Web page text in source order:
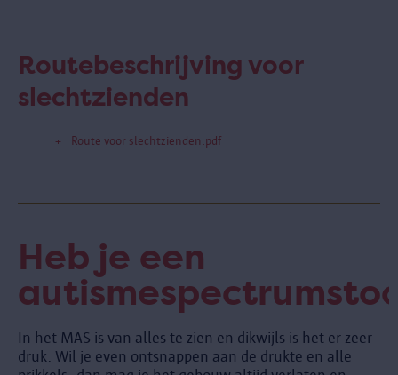
Routebeschrijving voor
slechtzienden
Route voor slechtzienden.pdf
Heb je een
In het MAS is van alles te zien en dikwijls is het er zeer
druk. Wil je even ontsnappen aan de drukte en alle